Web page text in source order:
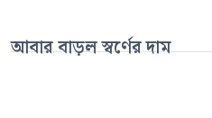
আবার বাড়ল স্বর্ণের দাম